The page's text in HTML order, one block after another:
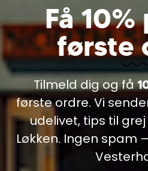
Cookie
Vi bruger cookies til
trafikmåling. Vi bruger
hjemmesiden. Ved at klikke
brugen af cookies.
Læs mere
Få
første
Tilmeld dig og få
første ordre. Vi
udelivet, tips til
Løkken. Ingen spam